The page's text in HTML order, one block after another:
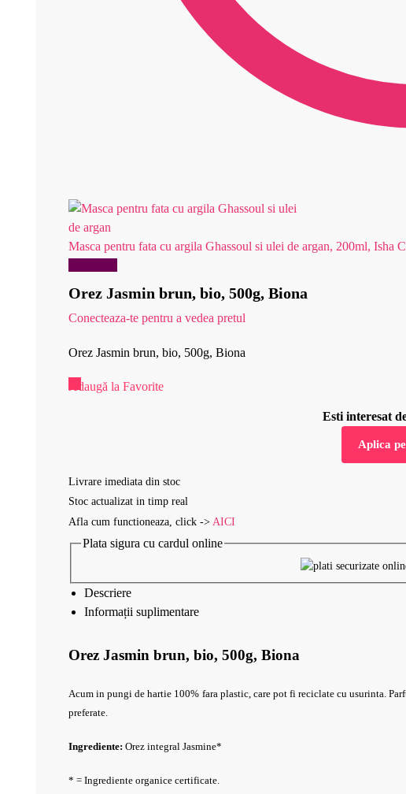
Masca pentru fata cu argila Ghassoul si ulei de argan, 200ml, Isha
Orez Jasmin brun, bio, 500g, Biona
Conecteaza-te pentru a vedea pretul
Orez Jasmin brun, bio, 500g, Biona
Adaugă la Favorite
Esti interesat
Aplica
Livrare imediata din stoc
Stoc actualizat in timp real
Afla cum functioneaza, click -> AICI
Plata sigura cu cardul online
Descriere
Informații suplimentare
Orez Jasmin brun, bio, 500g, Biona
Acum in pungi de hartie 100% fara plastic, care pot fi reciclate cu usurinta.
preferate.
Ingrediente: Orez integral Jasmine*
* = Ingrediente organice certificate.